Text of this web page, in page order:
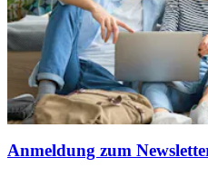
Anmeldung zum